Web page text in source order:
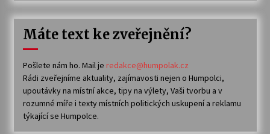
Máte text ke zveřejnění?
Pošlete nám ho. Mail je redakce@humpolak.cz
Rádi zveřejníme aktuality, zajímavosti nejen o Humpolci,
upoutávky na místní akce, tipy na výlety, Vaši tvorbu a v
rozumné míře i texty místních politických uskupení a reklamu
týkající se Humpolce.